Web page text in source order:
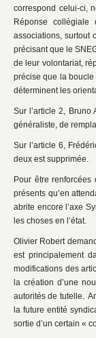
correspond celui-ci,
Réponse
associations, surtout
précisant que le
de leur volontariat,
précise que la
déterminent les
Sur l’article 2, Bruno
généraliste, de
Sur l’article 6,
deux est supprimée.
Pour être
présents qu’en
abrite encore l’axe
les choses en l’état.
Olivier Robert
est principalement
modifications des
la création d’une
autorités de tutelle.
la future entité
sortie d’un certain «